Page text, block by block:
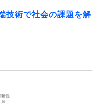
技術で社会の課題を解